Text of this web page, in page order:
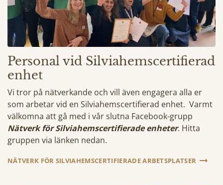
Personal vid Silviahemscertifierad
enhet
Vi tror på nätverkande och vill även engagera alla er
som arbetar vid en Silviahemscertifierad enhet. Varmt
välkomna att gå med i vår slutna Facebook-grupp
Nätverk för Silviahemscertifierade enheter. Hitta
gruppen via länken nedan.
NÄTVERK FÖR SILVIAHEMSCERTIFIERADE ARBETSPLATSER